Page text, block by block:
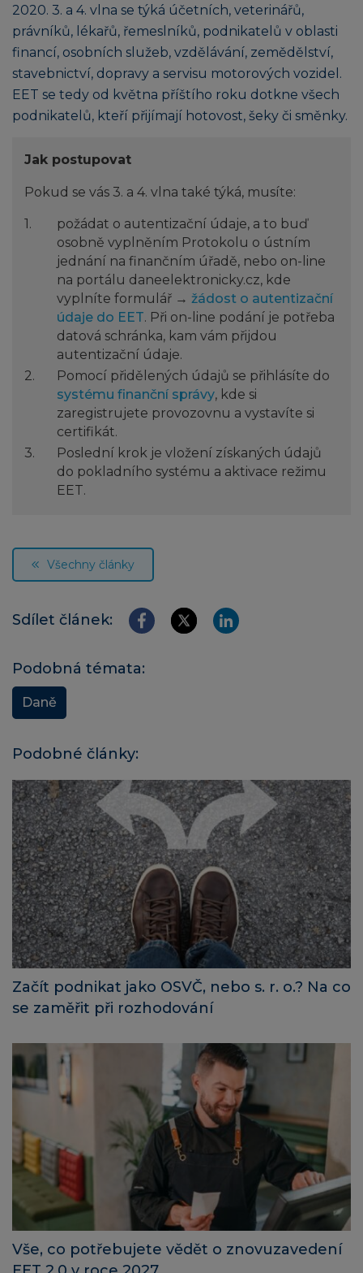
2020. 3. a 4. vlna se týká účetních, veterinářů,
právníků, lékařů, řemeslníků, podnikatelů v oblasti
financí, osobních služeb, vzdělávání, zemědělství,
stavebnictví, dopravy a servisu motorových vozidel.
EET se tedy od května příštího roku dotkne všech
podnikatelů, kteří přijímají hotovost, šeky či směnky.
Jak postupovat
Pokud se vás 3. a 4. vlna také týká, musíte:
požádat o autentizační údaje, a to buď
osobně vyplněním Protokolu o ústním
jednání na finančním úřadě, nebo on-line
na portálu daneelektronicky.cz, kde
vyplníte formulář → žádost o autentizační
údaje do EET. Při on-line podání je potřeba
datová schránka, kam vám přijdou
autentizační údaje.
Pomocí přidělených údajů se přihlásíte do
systému finanční správy, kde si
zaregistrujete provozovnu a vystavíte si
certifikát.
Poslední krok je vložení získaných údajů
do pokladního systému a aktivace režimu
EET.
Všechny články
Sdílet článek:
Podobná témata:
Daně
Podobné články:
Začít podnikat jako OSVČ, nebo s. r. o.? Na co
se zaměřit při rozhodování
Vše, co potřebujete vědět o znovuzavedení